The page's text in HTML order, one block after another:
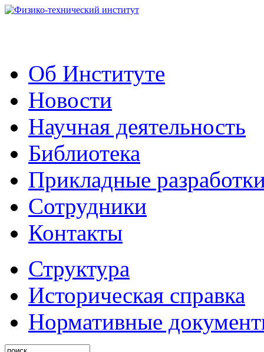
Об Институте
Новости
Научная деятельность
Библиотека
Прикладные
Сотрудники
Контакты
Структура
Историческая справка
Нормативные